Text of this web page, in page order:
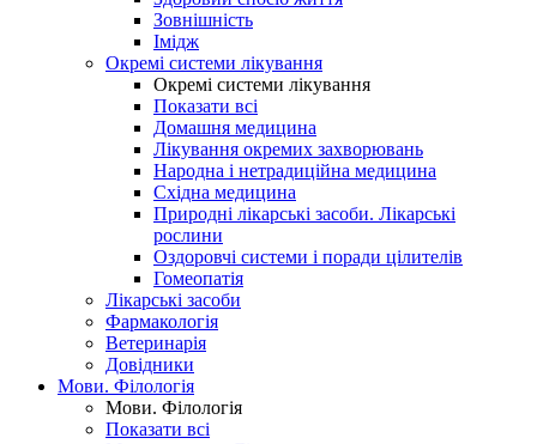
Зовнішність
Імідж
Окремі системи лікування
Окремі системи лікування
Показати всі
Домашня медицина
Лікування окремих захворювань
Народна і нетрадиційна медицина
Східна медицина
Природні лікарські засоби. Лікарські
рослини
Оздоровчі системи і поради цілителів
Гомеопатія
Лікарські засоби
Фармакологія
Ветеринарія
Довідники
Мови. Філологія
Мови. Філологія
Показати всі